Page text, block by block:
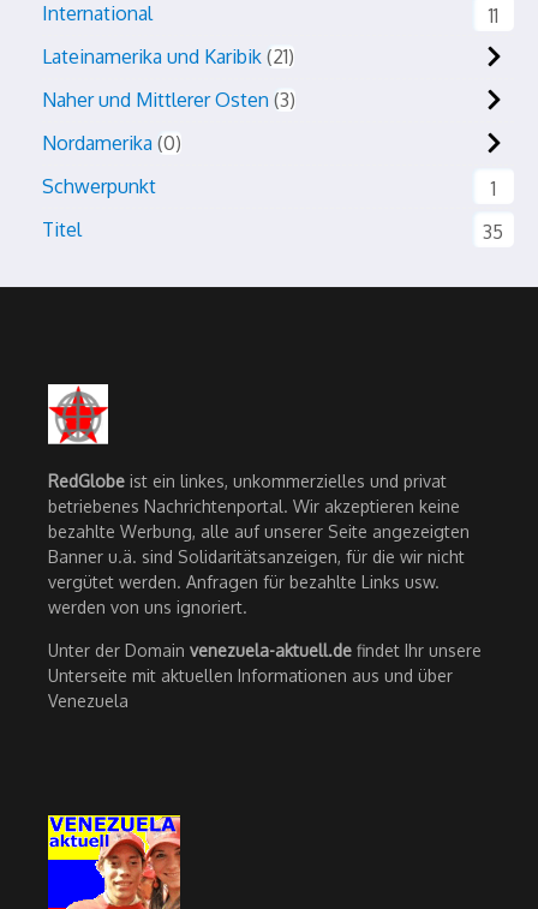
International
11
Lateinamerika und Karibik 21
Naher und Mittlerer Osten 3
Nordamerika 0
Schwerpunkt
1
Titel
35
RedGlobe ist ein linkes, unkommerzielles und privat
betriebenes Nachrichtenportal. Wir akzeptieren keine
bezahlte Werbung, alle auf unserer Seite angezeigten
Banner u.ä. sind Solidaritätsanzeigen, für die wir nicht
vergütet werden. Anfragen für bezahlte Links usw.
werden von uns ignoriert.
Unter der Domain venezuela-aktuell.de findet Ihr unsere
Unterseite mit aktuellen Informationen aus und über
Venezuela